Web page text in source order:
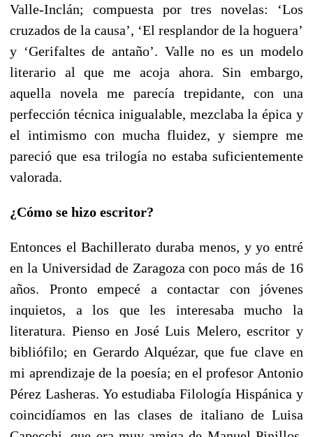
Valle-Inclán; compuesta por tres novelas: ‘Los
cruzados de la causa’, ‘El resplandor de la hoguera’
y ‘Gerifaltes de antaño’. Valle no es un modelo
literario al que me acoja ahora. Sin embargo,
aquella novela me parecía trepidante, con una
perfección técnica inigualable, mezclaba la épica y
el intimismo con mucha fluidez, y siempre me
pareció que esa trilogía no estaba suficientemente
valorada.
¿Cómo se hizo escritor?
Entonces el Bachillerato duraba menos, y yo entré
en la Universidad de Zaragoza con poco más de 16
años. Pronto empecé a contactar con jóvenes
inquietos, a los que les interesaba mucho la
literatura. Pienso en José Luis Melero, escritor y
bibliófilo; en Gerardo Alquézar, que fue clave en
mi aprendizaje de la poesía; en el profesor Antonio
Pérez Lasheras. Yo estudiaba Filología Hispánica y
coincidíamos en las clases de italiano de Luisa